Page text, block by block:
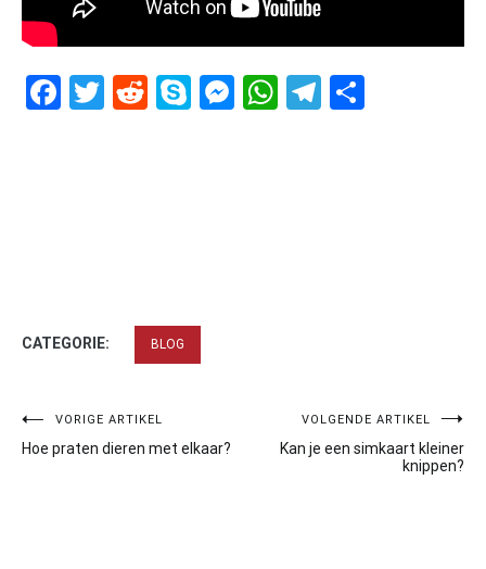
Facebook
Twitter
RedditSkypeMessenger
WhatsApp
Telegram
CATEGORIE: BLOG
Bericht
navigatie
VORIGE ARTIKEL
Hoe praten dieren met elkaar?
VOLGENDE ARTIKEL
Kan je een simkaart kleiner
knippen?